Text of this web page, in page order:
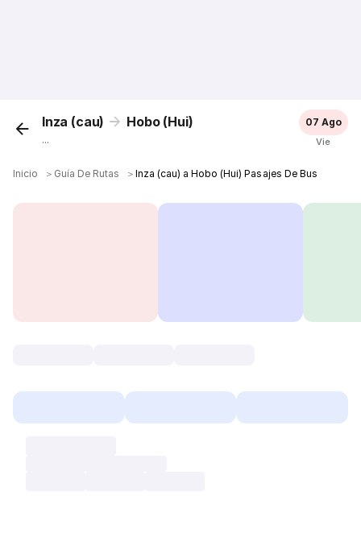
Inza (cau) Hobo (Hui)
...
07 Ago
Vie
Inicio ＞ Guía De Rutas ＞Inza (cau) a Hobo (Hui) Pasajes De Bus